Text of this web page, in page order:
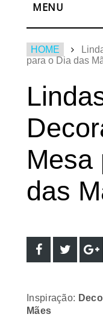
MENU
HOME
para o Dia das
Mesa
das
Inspiração:
Mães